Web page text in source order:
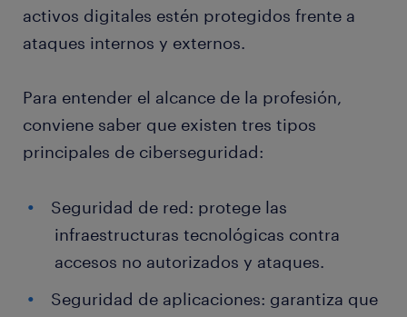
activos digitales estén protegidos frente a
ataques internos y externos.
Para entender el alcance de la profesión,
conviene saber que existen tres tipos
principales de ciberseguridad:
Seguridad de red: protege las
infraestructuras tecnológicas contra
accesos no autorizados y ataques.
Seguridad de aplicaciones: garantiza que